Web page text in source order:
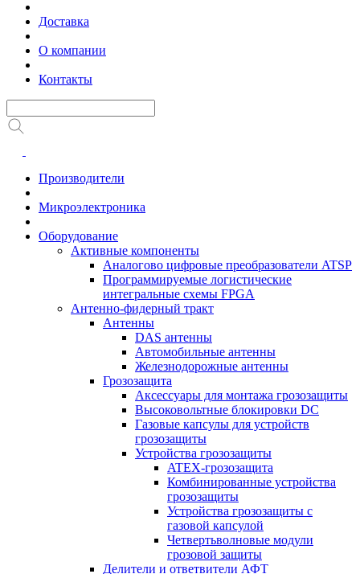
Доставка
О компании
Контакты
Производители
Микроэлектроника
Оборудование
Активные компоненты
Аналогово цифровые преобразователи ATSP
Программируемые логистические
интегральные схемы FPGA
Антенно-фидерный тракт
Антенны
DAS антенны
Автомобильные антенны
Железнодорожные антенны
Грозозащита
Аксессуары для монтажа грозозащиты
Высоковольтные блокировки DC
Газовые капсулы для устройств
грозозащиты
Устройства грозозащиты
ATEX-грозозащита
Комбинированные устройства
грозозащиты
Устройства грозозащиты с
газовой капсулой
Четвертьволновые модули
грозовой защиты
Делители и ответвители АФТ